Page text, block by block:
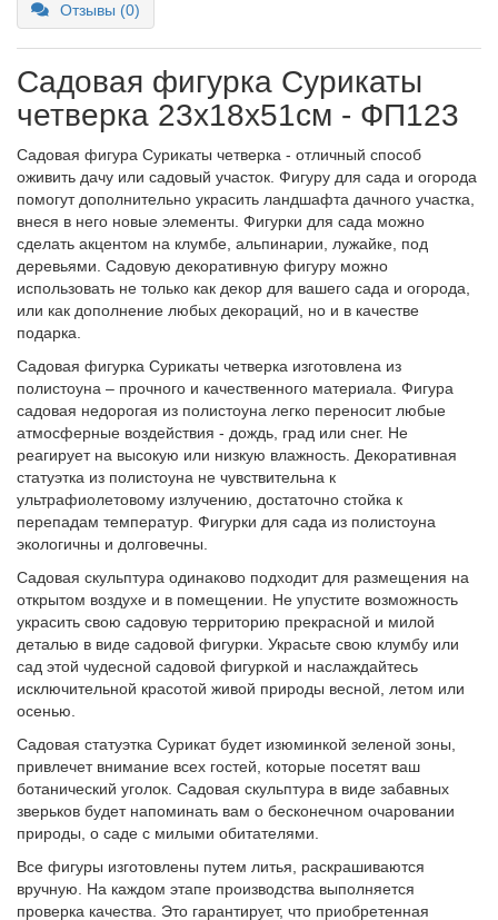
Отзывы (0)
Садовая фигурка Сурикаты
четверка 23х18х51см - ФП123
Садовая фигура Сурикаты четверка - отличный способ
оживить дачу или садовый участок. Фигуру для сада и огорода
помогут дополнительно украсить ландшафта дачного участка,
внеся в него новые элементы. Фигурки для сада можно
сделать акцентом на клумбе, альпинарии, лужайке, под
деревьями. Садовую декоративную фигуру можно
использовать не только как декор для вашего сада и огорода,
или как дополнение любых декораций, но и в качестве
подарка.
Садовая фигурка Сурикаты четверка изготовлена из
полистоуна – прочного и качественного материала. Фигура
садовая недорогая из полистоуна легко переносит любые
атмосферные воздействия - дождь, град или снег. Не
реагирует на высокую или низкую влажность. Декоративная
статуэтка из полистоуна не чувствительна к
ультрафиолетовому излучению, достаточно стойка к
перепадам температур. Фигурки для сада из полистоуна
экологичны и долговечны.
Садовая скульптура одинаково подходит для размещения на
открытом воздухе и в помещении. Не упустите возможность
украсить свою садовую территорию прекрасной и милой
деталью в виде садовой фигурки. Украсьте свою клумбу или
сад этой чудесной садовой фигуркой и наслаждайтесь
исключительной красотой живой природы весной, летом или
осенью.
Садовая статуэтка Сурикат будет изюминкой зеленой зоны,
привлечет внимание всех гостей, которые посетят ваш
ботанический уголок. Садовая скульптура в виде забавных
зверьков будет напоминать вам о бесконечном очаровании
природы, о саде с милыми обитателями.
Все фигуры изготовлены путем литья, раскрашиваются
вручную. На каждом этапе производства выполняется
проверка качества. Это гарантирует, что приобретенная